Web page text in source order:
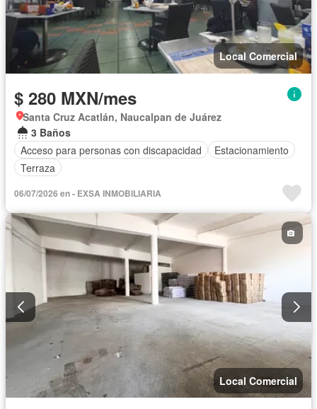
Local Comercial
$ 280 MXN/mes
Santa Cruz Acatlán, Naucalpan de Juárez
3 Baños
Acceso para personas con discapacidad
Estacionamiento
Terraza
06/07/2026 en - EXSA INMOBILIARIA
Local Comercial